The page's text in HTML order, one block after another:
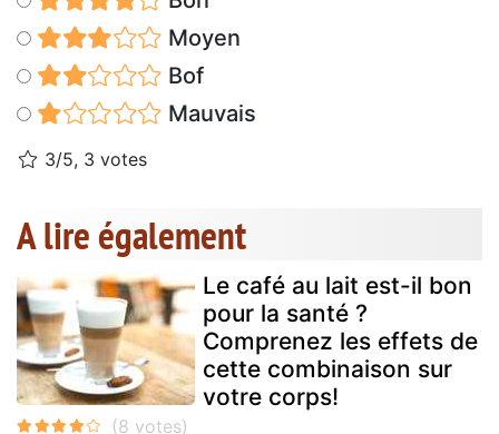
Moyen
Bof
Mauvais
3/5, 3 votes
A lire également
Le café au lait est-il bon
pour la santé ?
Comprenez les effets de
cette combinaison sur
votre corps!